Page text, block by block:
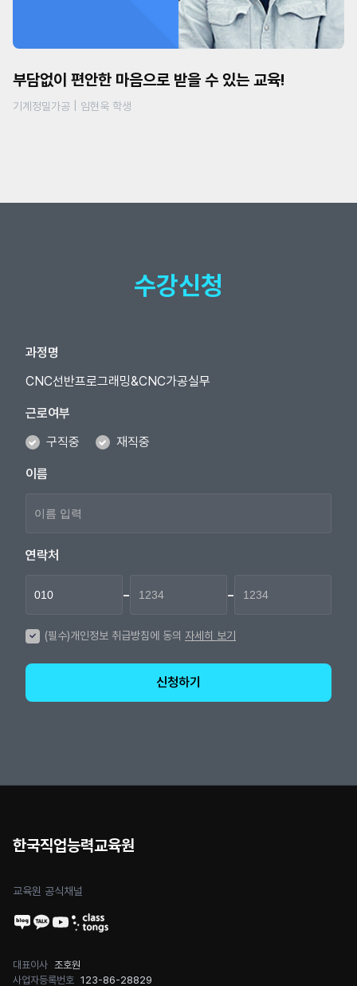
부담없이 편안한 마음으로 받을 수 있는 교육!
기계정밀가공 | 임현욱 학생
수강신청
과정명
CNC선반프로그래밍&CNC가공실무
근로여부
구직중
재직중
이름
연락처
- -
(필수)개인정보 취급방침에 동의 자세히 보기
신청하기
한국직업능력교육원
교육원 공식채널
대표이사 조호원
사업자등록번호 123-86-28829